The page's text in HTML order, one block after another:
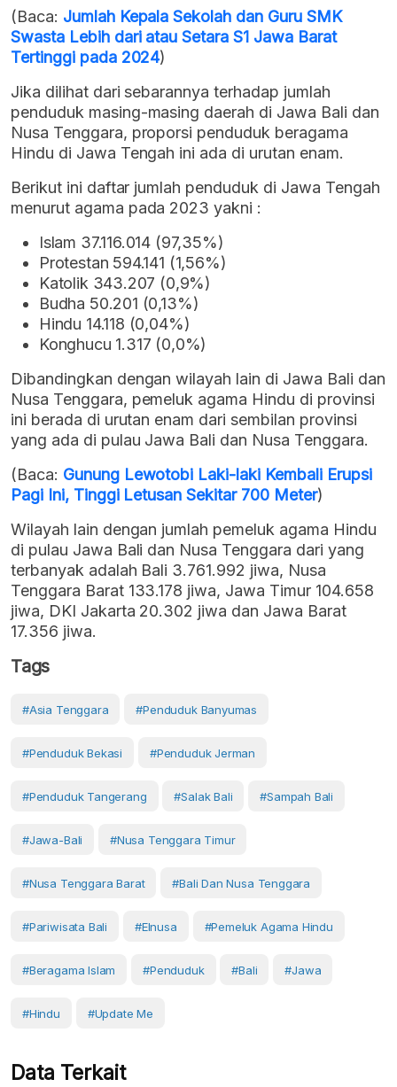
(Baca: Jumlah Kepala Sekolah dan Guru SMK
Swasta Lebih dari atau Setara S1 Jawa Barat
Tertinggi pada 2024)
Jika dilihat dari sebarannya terhadap jumlah
penduduk masing-masing daerah di Jawa Bali dan
Nusa Tenggara, proporsi penduduk beragama
Hindu di Jawa Tengah ini ada di urutan enam.
Berikut ini daftar jumlah penduduk di Jawa Tengah
menurut agama pada 2023 yakni :
Islam 37.116.014 (97,35%)
Protestan 594.141 (1,56%)
Katolik 343.207 (0,9%)
Budha 50.201 (0,13%)
Hindu 14.118 (0,04%)
Konghucu 1.317 (0,0%)
Dibandingkan dengan wilayah lain di Jawa Bali dan
Nusa Tenggara, pemeluk agama Hindu di provinsi
ini berada di urutan enam dari sembilan provinsi
yang ada di pulau Jawa Bali dan Nusa Tenggara.
(Baca: Gunung Lewotobi Laki-laki Kembali Erupsi
Pagi Ini, Tinggi Letusan Sekitar 700 Meter)
Wilayah lain dengan jumlah pemeluk agama Hindu
di pulau Jawa Bali dan Nusa Tenggara dari yang
terbanyak adalah Bali 3.761.992 jiwa, Nusa
Tenggara Barat 133.178 jiwa, Jawa Timur 104.658
jiwa, DKI Jakarta 20.302 jiwa dan Jawa Barat
17.356 jiwa.
Tags
#Asia Tenggara #penduduk Banyumas
#penduduk Bekasi #Penduduk Jerman
#penduduk Tangerang #salak Bali #Sampah Bali
#Jawa-Bali #Nusa Tenggara Timur
#Nusa Tenggara Barat #Bali Dan Nusa Tenggara
#pariwisata Bali #Elnusa #pemeluk Agama Hindu
#beragama Islam #Penduduk #Bali #Jawa
#Hindu #Update Me
Data Terkait